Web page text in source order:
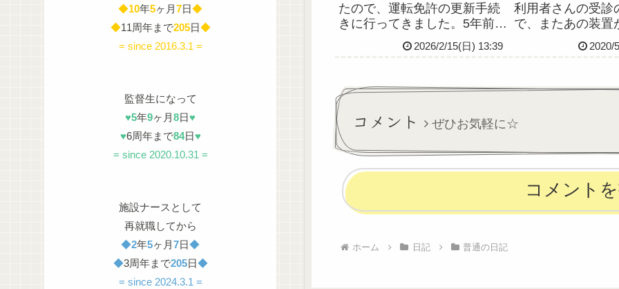
たので、運転免許の更新手続
きに行ってきました。5年前の
時は免許センターでの更新だ
ったのですが、写真写り最悪
ちゃくちゃスレてたんです
が、今回は警察署での手続き
だったので写真は持参だった
か...
2026/2/15(日) 13:39
利用者さんの受診
で、またあの装置
施設車での外勤
は大丈夫だった
て、市役所に手続
の同じ...
2020/
コメント ぜひお気軽に☆
コメント
ホーム 日記 普通の日記
◆10年5ヶ月7日◆
◆11周年まで205日◆
= since 2016.3.1 =
監督生になって
♥5年9ヶ月8日♥
♥6周年まで84日♥
= since 2020.10.31 =
施設ナースとして
再就職してから
◆2年5ヶ月7日◆
◆3周年まで205日◆
= since 2024.3.1 =